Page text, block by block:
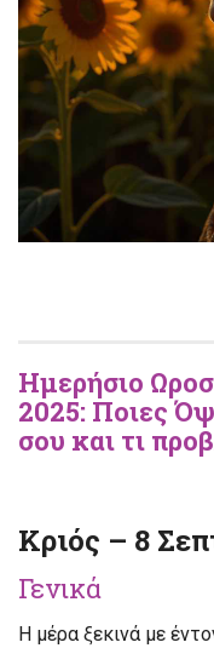
Ημερήσιο
2025: Ποιες
σου και τι
Κριός – 8
Γενικά
Η μέρα ξεκινά με